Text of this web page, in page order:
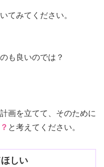
てみてください。
も良いのでは？
画を立てて、そのために
と考えてください。
しい